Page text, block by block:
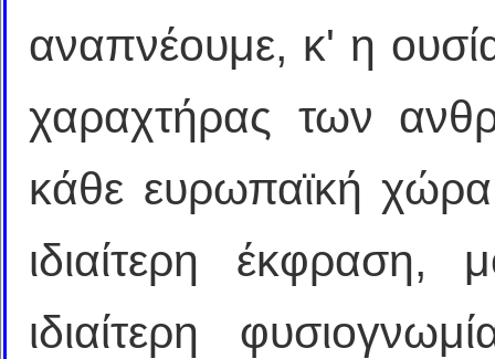
αναπνέουμε, κ' η
χαραχτήρας των
κάθε ευρωπαϊκή
ιδιαίτερη έκφραση,
ιδιαίτερη